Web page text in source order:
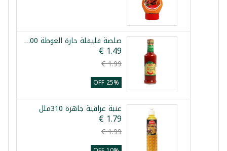
صلصة فليفلة حارة الغوطة 200مل
25% OFF
عنبة عراقية جاهزة 310ملل